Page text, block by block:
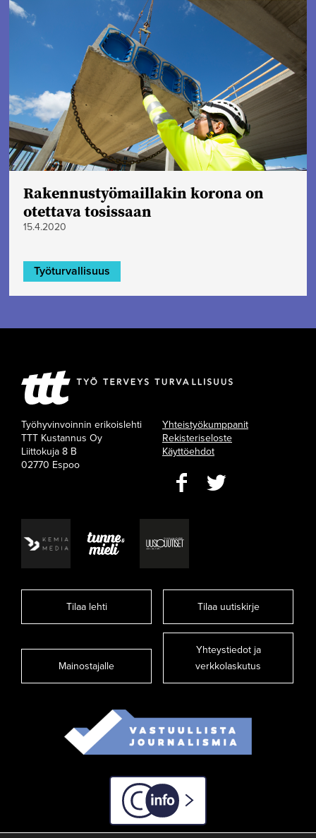
Rakennustyömaillakin korona on
otettava tosissaan
15.4.2020
Työturvallisuus
Työhyvinvoinnin erikoislehti
TTT Kustannus Oy
Liittokuja 8 B
02770 Espoo
Yhteistyökumppanit
Rekisteriseloste
Käyttöehdot
Tilaa lehti Tilaa uutiskirje
Mainostajalle
Yhteystiedot ja
verkkolaskutus
C-info